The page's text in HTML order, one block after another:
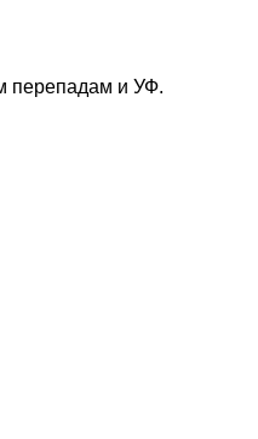
перепадам и УФ.